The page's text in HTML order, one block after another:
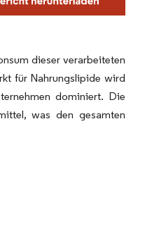
dieser verarbeiteten
für Nahrungslipide wird
dominiert. Die
was den gesamten